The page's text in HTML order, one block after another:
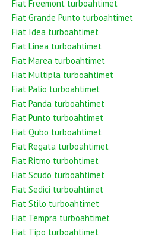
Fiat Freemont turboahtimet
Fiat Grande Punto turboahtimet
Fiat Idea turboahtimet
Fiat Linea turboahtimet
Fiat Marea turboahtimet
Fiat Multipla turboahtimet
Fiat Palio turboahtimet
Fiat Panda turboahtimet
Fiat Punto turboahtimet
Fiat Qubo turboahtimet
Fiat Regata turboahtimet
Fiat Ritmo turbohtimet
Fiat Scudo turboahtimet
Fiat Sedici turboahtimet
Fiat Stilo turboahtimet
Fiat Tempra turboahtimet
Fiat Tipo turboahtimet